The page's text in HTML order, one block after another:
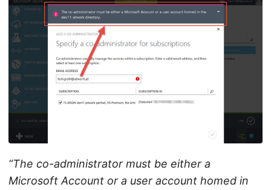
“The co-administrator must be either a
Microsoft Account or a user account homed in